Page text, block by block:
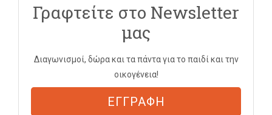
Γραφτείτε στο Newsletter
μας
Διαγωνισμοί, δώρα και τα πάντα για το παιδί και την
οικογένεια!
ΕΓΓΡΑΦΗ